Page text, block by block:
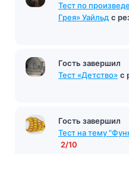
Тест по
Грея» Уайльд с
Гость завершил
Тест «Детство» с
Гость завершил
Тест на тему
2/10